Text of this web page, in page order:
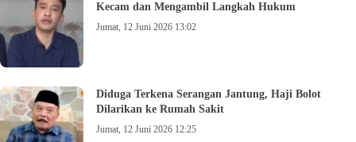
Kecam dan Mengambil Langkah Hukum
Jumat, 12 Juni 2026 13:02
Diduga Terkena Serangan Jantung, Haji Bolot
Dilarikan ke Rumah Sakit
Jumat, 12 Juni 2026 12:25